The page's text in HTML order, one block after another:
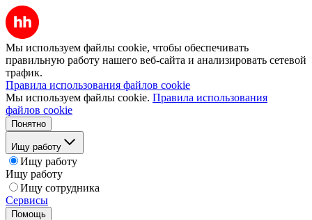
Мы используем файлы cookie, чтобы обеспечивать
правильную работу нашего веб-сайта и анализировать сетевой
трафик.
Правила использования файлов cookie
Мы используем файлы cookie. Правила использования
файлов cookie
Понятно
Ищу работу
Ищу работу
Ищу работу
Ищу сотрудника
Сервисы
Помощь